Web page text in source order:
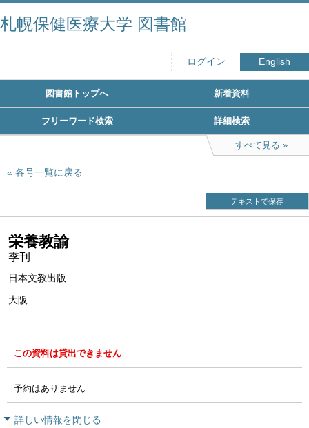
札幌保健医療大学 図書館
ログイン English
図書館トップへ 新着資料
フリーワード検索 詳細検索
すべて見る
各号一覧に戻る
テキストで保存
栄養教諭
季刊
日本文教出版
大阪
この資料は貸出できません
予約はありません
詳しい情報を閉じる